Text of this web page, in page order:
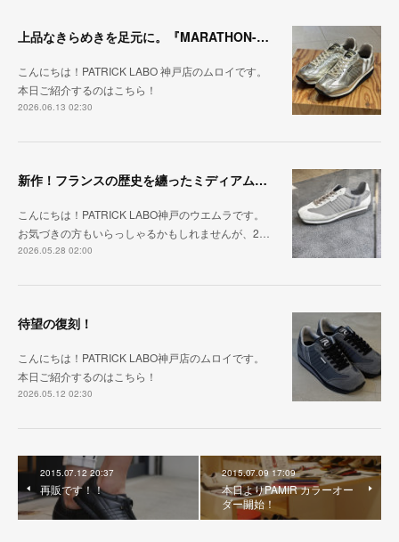
上品なきらめきを足元に。『MARATHON-HAKU』
こんにちは！PATRICK LABO 神戸店のムロイです。
本日ご紹介するのはこちら！
2026.06.13 02:30
新作！フランスの歴史を纏ったミディアムグレー「MARATHON_CASTLE」
こんにちは！PATRICK LABO神戸のウエムラです。
お気づきの方もいらっしゃるかもしれませんが、2…
2026.05.28 02:00
待望の復刻！
こんにちは！PATRICK LABO神戸店のムロイです。
本日ご紹介するのはこちら！
2026.05.12 02:30
2015.07.12 20:37
再販です！！
2015.07.09 17:09
本日よりPAMIR カラーオー
ダー開始！